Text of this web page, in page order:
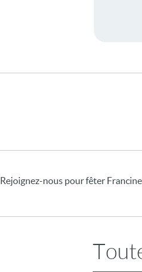
Rejoignez-nous pour fêter